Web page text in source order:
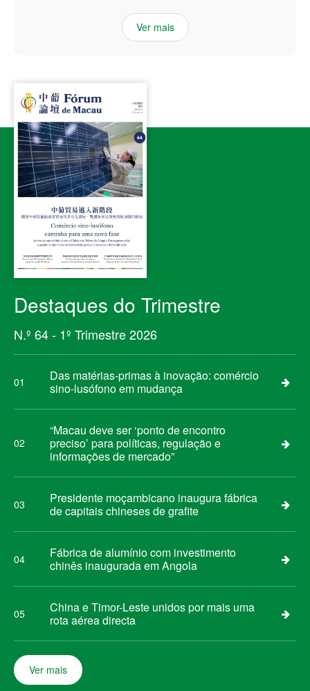
Ver mais
Destaques do Trimestre
N.º 64 - 1º Trimestre 2026
01
Das matérias-primas à inovação: comércio
sino-lusófono em mudança
02
“Macau deve ser ‘ponto de encontro
preciso’ para políticas, regulação e
informações de mercado”
03
Presidente moçambicano inaugura fábrica
de capitais chineses de grafite
04
Fábrica de alumínio com investimento
chinês inaugurada em Angola
05
China e Timor-Leste unidos por mais uma
rota aérea directa
Ver mais